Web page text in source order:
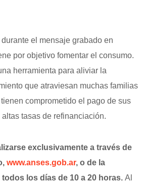
el mensaje grabado en
por objetivo fomentar el consumo.
herramienta para aliviar la
que atraviesan muchas familias
comprometido el pago de sus
tasas de refinanciación.
exclusivamente a través de
www.anses.gob.ar, o de la
los días de 10 a 20 horas. Al